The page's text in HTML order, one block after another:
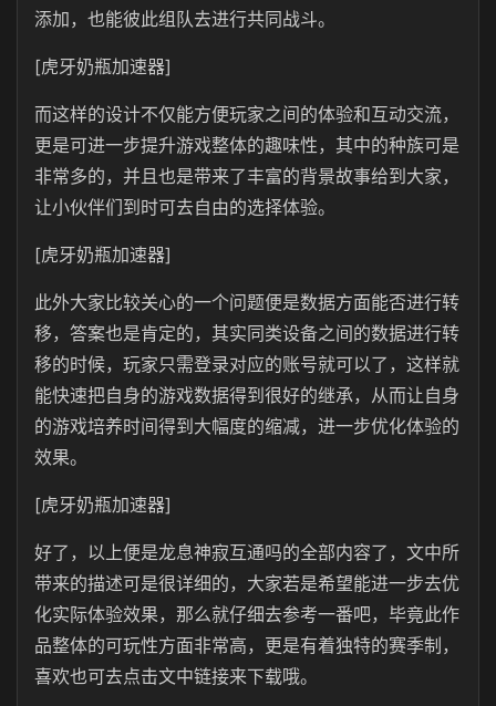
添加，也能彼此组队去进行共同战斗。
[虎牙奶瓶加速器]
而这样的设计不仅能方便玩家之间的体验和互动交流，
更是可进一步提升游戏整体的趣味性，其中的种族可是
非常多的，并且也是带来了丰富的背景故事给到大家，
让小伙伴们到时可去自由的选择体验。
[虎牙奶瓶加速器]
此外大家比较关心的一个问题便是数据方面能否进行转
移，答案也是肯定的，其实同类设备之间的数据进行转
移的时候，玩家只需登录对应的账号就可以了，这样就
能快速把自身的游戏数据得到很好的继承，从而让自身
的游戏培养时间得到大幅度的缩减，进一步优化体验的
效果。
[虎牙奶瓶加速器]
好了，以上便是龙息神寂互通吗的全部内容了，文中所
带来的描述可是很详细的，大家若是希望能进一步去优
化实际体验效果，那么就仔细去参考一番吧，毕竟此作
品整体的可玩性方面非常高，更是有着独特的赛季制，
喜欢也可去点击文中链接来下载哦。